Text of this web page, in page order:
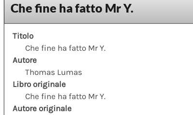
Che fine ha fatto Mr Y.
Titolo
Che fine ha fatto Mr Y.
Autore
Thomas Lumas
Libro originale
Che fine ha fatto Mr Y.
Autore originale